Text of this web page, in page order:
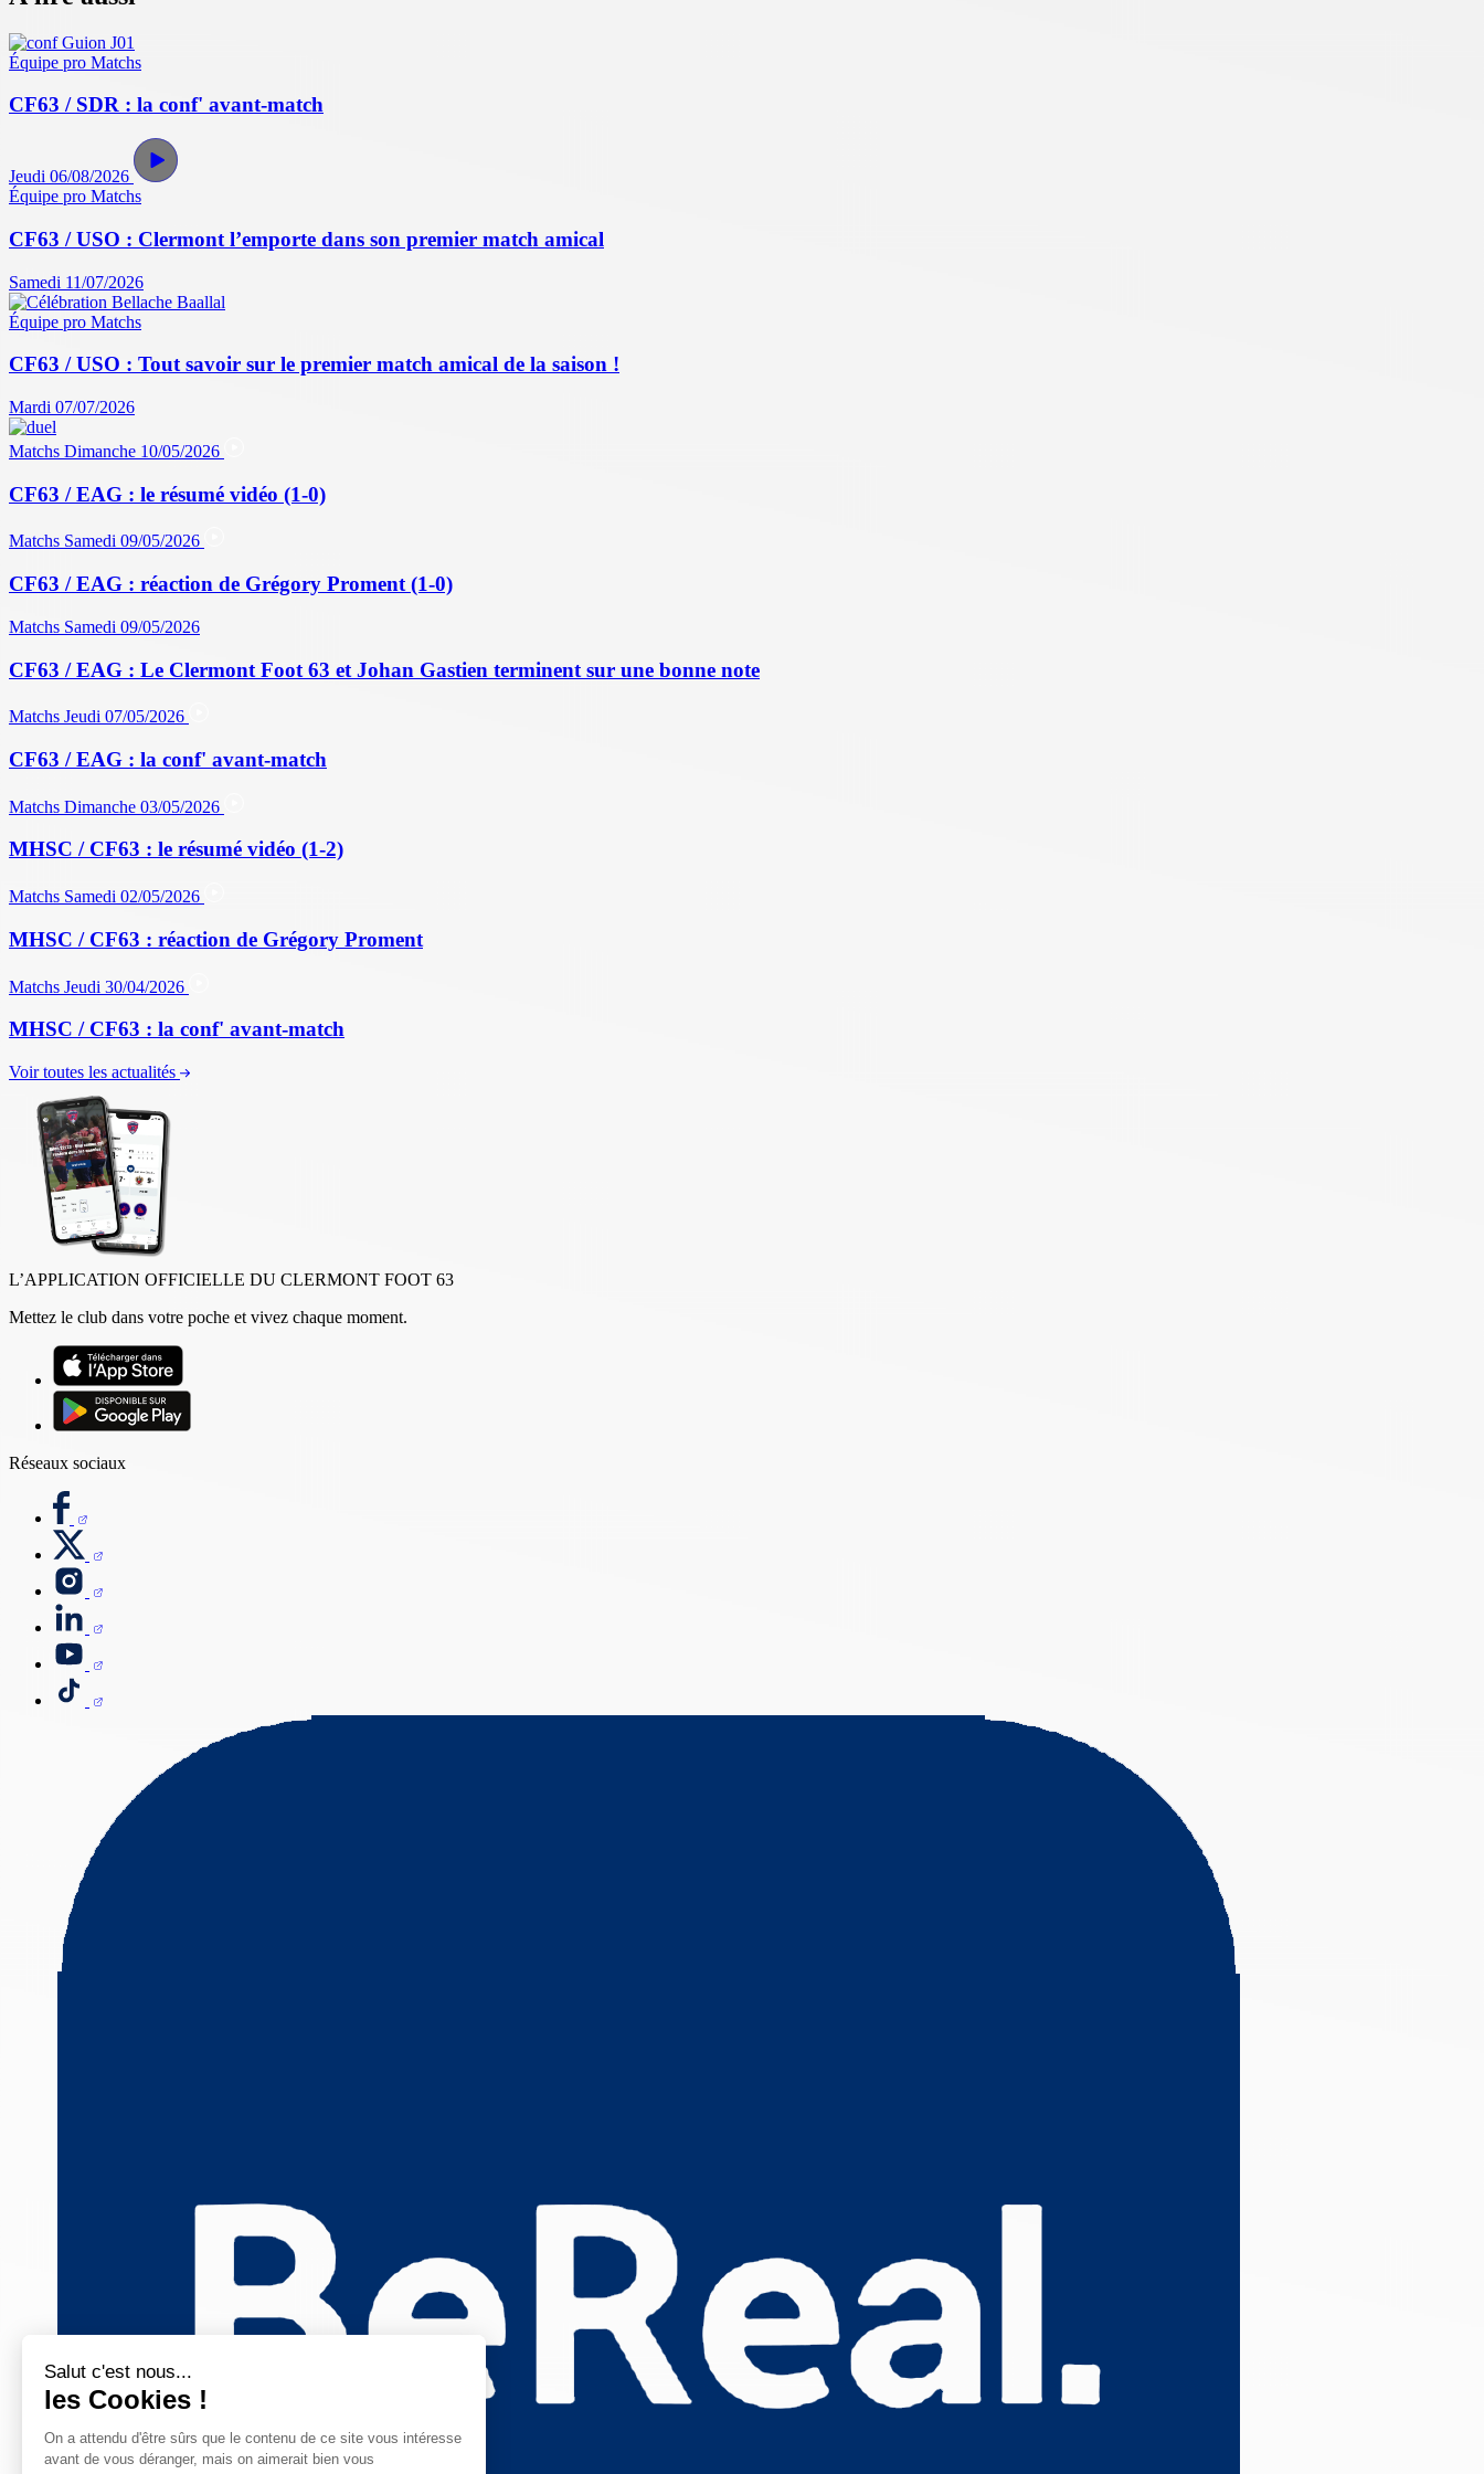
Salut c'est nous...
les Cookies !
On a attendu d'être sûrs que le contenu de ce site vous intéresse
avant de vous déranger, mais on aimerait bien vous
Équipe pro Matchs
CF63 / SDR : la conf' avant-match
Jeudi 06/08/2026
Équipe pro Matchs
CF63 / USO : Clermont l’emporte dans son premier match amical
Samedi 11/07/2026
Équipe pro Matchs
CF63 / USO : Tout savoir sur le premier match amical de la saison !
Mardi 07/07/2026
Matchs Dimanche 10/05/2026
CF63 / EAG : le résumé vidéo (1-0)
Matchs Samedi 09/05/2026
CF63 / EAG : réaction de Grégory Proment (1-0)
Matchs Samedi 09/05/2026
CF63 / EAG : Le Clermont Foot 63 et Johan Gastien terminent sur une bonne note
Matchs Jeudi 07/05/2026
CF63 / EAG : la conf' avant-match
Matchs Dimanche 03/05/2026
MHSC / CF63 : le résumé vidéo (1-2)
Matchs Samedi 02/05/2026
MHSC / CF63 : réaction de Grégory Proment
Matchs Jeudi 30/04/2026
MHSC / CF63 : la conf' avant-match
Voir toutes les actualités
L’APPLICATION OFFICIELLE DU CLERMONT FOOT 63
Mettez le club dans votre poche et vivez chaque moment.
Réseaux sociaux